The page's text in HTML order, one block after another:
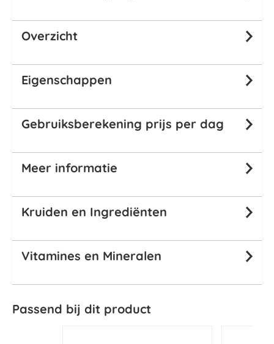
Overzicht
Eigenschappen
Gebruiksberekening prijs per dag
Meer informatie
Kruiden en Ingrediënten
Vitamines en Mineralen
Passend bij dit product